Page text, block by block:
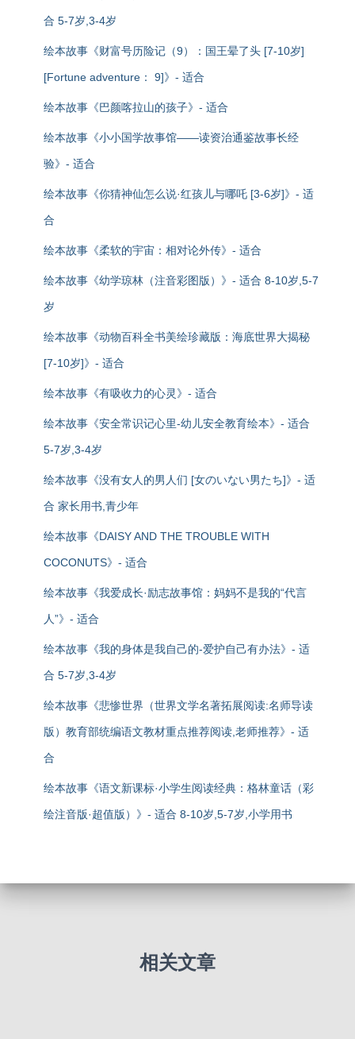
合 5-7岁,3-4岁
绘本故事《财富号历险记（9）：国王晕了头 [7-10岁]
[Fortune adventure： 9]》- 适合
绘本故事《巴颜喀拉山的孩子》- 适合
绘本故事《小小国学故事馆——读资治通鉴故事长经
验》- 适合
绘本故事《你猜神仙怎么说·红孩儿与哪吒 [3-6岁]》- 适
合
绘本故事《柔软的宇宙：相对论外传》- 适合
绘本故事《幼学琼林（注音彩图版）》- 适合 8-10岁,5-7
岁
绘本故事《动物百科全书美绘珍藏版：海底世界大揭秘
[7-10岁]》- 适合
绘本故事《有吸收力的心灵》- 适合
绘本故事《安全常识记心里-幼儿安全教育绘本》- 适合
5-7岁,3-4岁
绘本故事《没有女人的男人们 [女のいない男たち]》- 适
合 家长用书,青少年
绘本故事《DAISY AND THE TROUBLE WITH
COCONUTS》- 适合
绘本故事《我爱成长·励志故事馆：妈妈不是我的“代言
人”》- 适合
绘本故事《我的身体是我自己的-爱护自己有办法》- 适
合 5-7岁,3-4岁
绘本故事《悲惨世界（世界文学名著拓展阅读:名师导读
版）教育部统编语文教材重点推荐阅读,老师推荐》- 适
合
绘本故事《语文新课标·小学生阅读经典：格林童话（彩
绘注音版·超值版）》- 适合 8-10岁,5-7岁,小学用书
相关文章